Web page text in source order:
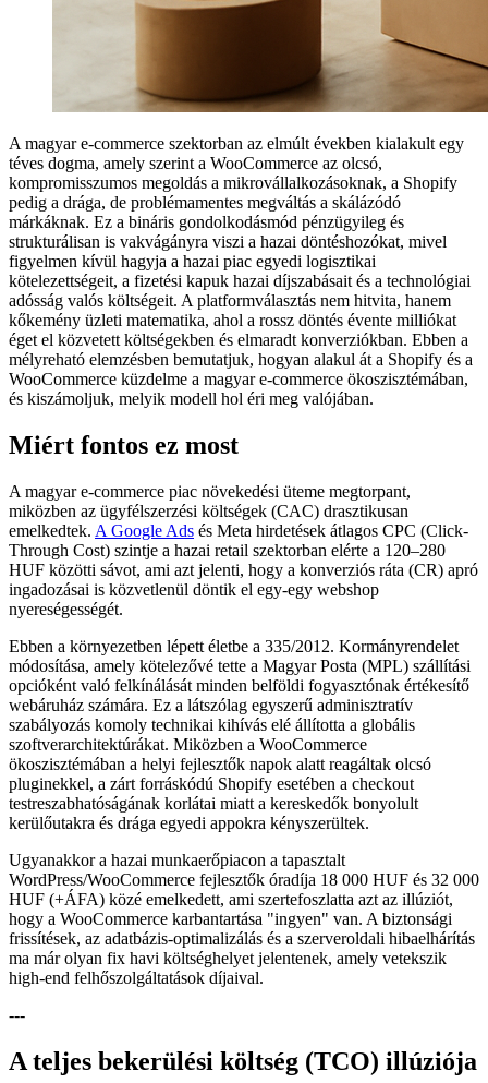
A magyar e-commerce szektorban az elmúlt években kialakult egy
téves dogma, amely szerint a WooCommerce az olcsó,
kompromisszumos megoldás a mikrovállalkozásoknak, a Shopify
pedig a drága, de problémamentes megváltás a skálázódó
márkáknak. Ez a bináris gondolkodásmód pénzügyileg és
strukturálisan is vakvágányra viszi a hazai döntéshozókat, mivel
figyelmen kívül hagyja a hazai piac egyedi logisztikai
kötelezettségeit, a fizetési kapuk hazai díjszabásait és a technológiai
adósság valós költségeit. A platformválasztás nem hitvita, hanem
kőkemény üzleti matematika, ahol a rossz döntés évente milliókat
éget el közvetett költségekben és elmaradt konverziókban. Ebben a
mélyreható elemzésben bemutatjuk, hogyan alakul át a Shopify és a
WooCommerce küzdelme a magyar e-commerce ökoszisztémában,
és kiszámoljuk, melyik modell hol éri meg valójában.
Miért fontos ez most
A magyar e-commerce piac növekedési üteme megtorpant,
miközben az ügyfélszerzési költségek (CAC) drasztikusan
emelkedtek. A Google Ads és Meta hirdetések átlagos CPC (Click-
Through Cost) szintje a hazai retail szektorban elérte a 120–280
HUF közötti sávot, ami azt jelenti, hogy a konverziós ráta (CR) apró
ingadozásai is közvetlenül döntik el egy-egy webshop
nyereségességét.
Ebben a környezetben lépett életbe a 335/2012. Kormányrendelet
módosítása, amely kötelezővé tette a Magyar Posta (MPL) szállítási
opcióként való felkínálását minden belföldi fogyasztónak értékesítő
webáruház számára. Ez a látszólag egyszerű adminisztratív
szabályozás komoly technikai kihívás elé állította a globális
szoftverarchitektúrákat. Miközben a WooCommerce
ökoszisztémában a helyi fejlesztők napok alatt reagáltak olcsó
pluginekkel, a zárt forráskódú Shopify esetében a checkout
testreszabhatóságának korlátai miatt a kereskedők bonyolult
kerülőutakra és drága egyedi appokra kényszerültek.
Ugyanakkor a hazai munkaerőpiacon a tapasztalt
WordPress/WooCommerce fejlesztők óradíja 18 000 HUF és 32 000
HUF (+ÁFA) közé emelkedett, ami szertefoszlatta azt az illúziót,
hogy a WooCommerce karbantartása "ingyen" van. A biztonsági
frissítések, az adatbázis-optimalizálás és a szerveroldali hibaelhárítás
ma már olyan fix havi költséghelyet jelentenek, amely vetekszik
high-end felhőszolgáltatások díjaival.
---
A teljes bekerülési költség (TCO) illúziója